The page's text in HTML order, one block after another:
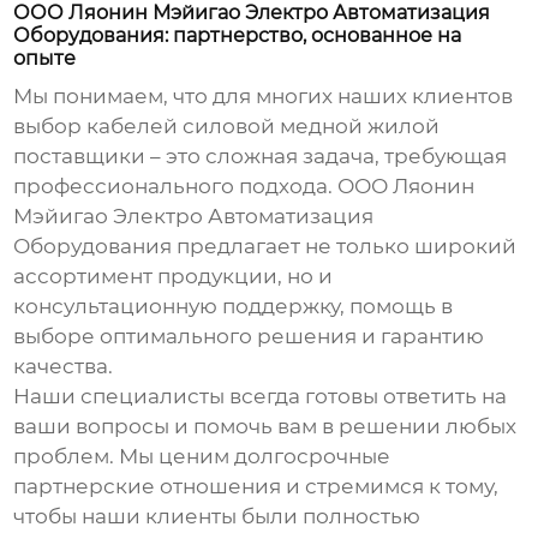
ООО Ляонин Мэйигао Электро Автоматизация
Оборудования: партнерство, основанное на
опыте
Мы понимаем, что для многих наших клиентов
выбор кабелей силовой медной жилой
поставщики – это сложная задача, требующая
профессионального подхода. ООО Ляонин
Мэйигао Электро Автоматизация
Оборудования предлагает не только широкий
ассортимент продукции, но и
консультационную поддержку, помощь в
выборе оптимального решения и гарантию
качества.
Наши специалисты всегда готовы ответить на
ваши вопросы и помочь вам в решении любых
проблем. Мы ценим долгосрочные
партнерские отношения и стремимся к тому,
чтобы наши клиенты были полностью